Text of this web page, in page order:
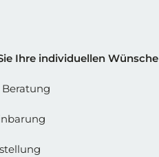
2
Ihre individuellen Wünsche
Beratung